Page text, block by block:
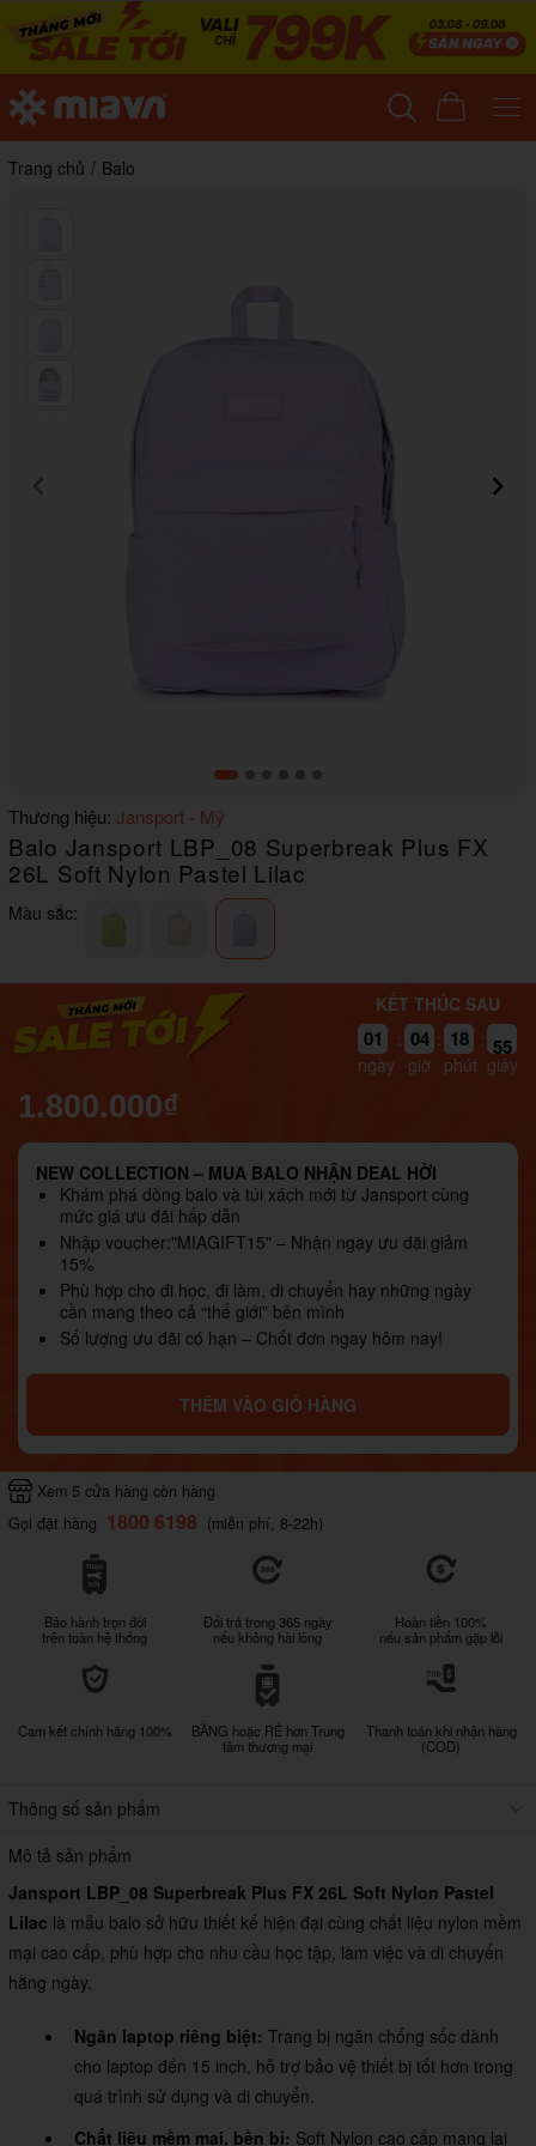
Trang chủ / Balo
Item
1
of
6
Thương hiệu: Jansport - Mỹ
Balo Jansport LBP_08 Superbreak Plus FX
26L Soft Nylon Pastel Lilac
Màu sắc:
KẾT THÚC SAU
01
ngày
: 04
giờ
: 18
phút
: 55
giây
1.800.000₫
NEW COLLECTION – MUA BALO NHẬN DEAL HỜI
Khám phá dòng balo và túi xách mới từ Jansport cùng
mức giá ưu đãi hấp dẫn
Nhập voucher:"MIAGIFT15" – Nhận ngay ưu đãi giảm
15%
Phù hợp cho đi học, đi làm, di chuyển hay những ngày
cần mang theo cả “thế giới” bên mình
Số lượng ưu đãi có hạn – Chốt đơn ngay hôm nay!
THÊM VÀO GIỎ HÀNG
Xem 5 cửa hàng còn hàng
Gọi đặt hàng 1800 6198 (miễn phí, 8-22h)
Bảo hành trọn đời
trên toàn hệ thống
Đổi trả trong 365 ngày
nếu không hài lòng
Hoàn tiền 100%
nếu sản phẩm gặp lỗi
Cam kết chính hãng 100%
BẰNG hoặc RẺ hơn Trung
tâm thương mại
Thanh toán khi nhận hàng
(COD)
Thông số sản phẩm
Mô tả sản phẩm
Jansport LBP_08 Superbreak Plus FX 26L Soft Nylon Pastel
Lilac là mẫu balo sở hữu thiết kế hiện đại cùng chất liệu nylon mềm
mại cao cấp, phù hợp cho nhu cầu học tập, làm việc và di chuyển
hằng ngày.
Ngăn laptop riêng biệt: Trang bị ngăn chống sốc dành
cho laptop đến 15 inch, hỗ trợ bảo vệ thiết bị tốt hơn trong
quá trình sử dụng và di chuyển.
Chất liệu mềm mại, bền bỉ: Soft Nylon cao cấp mang lại